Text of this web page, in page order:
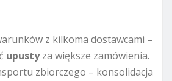
z kilkoma dostawcami –
upustyza większe zamówienia.
zbiorczego – konsolidacja